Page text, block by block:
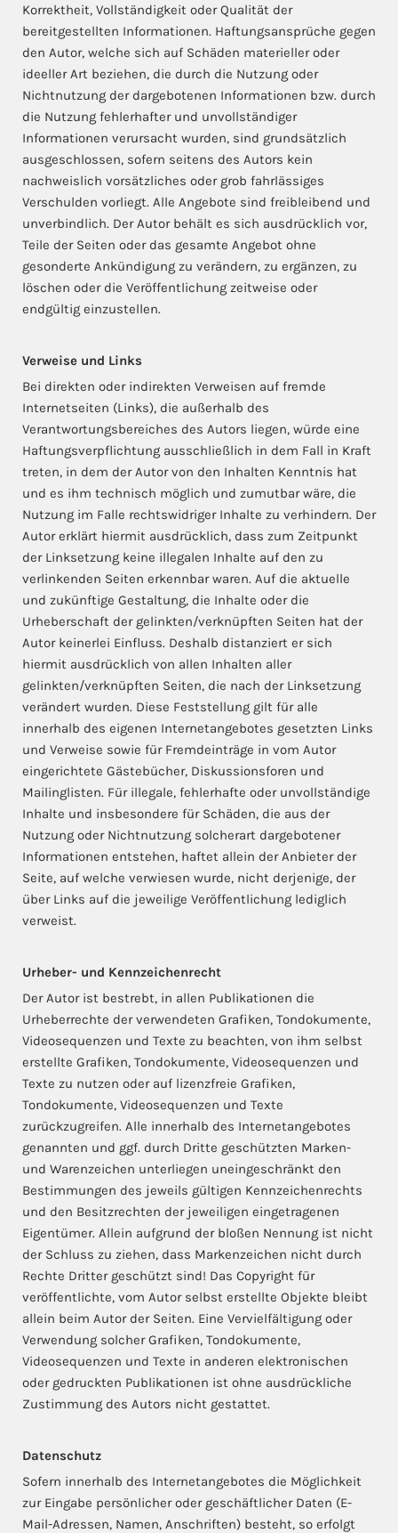
Korrektheit, Vollständigkeit oder Qualität der
bereitgestellten Informationen. Haftungsansprüche gegen
den Autor, welche sich auf Schäden materieller oder
ideeller Art beziehen, die durch die Nutzung oder
Nichtnutzung der dargebotenen Informationen bzw. durch
die Nutzung fehlerhafter und unvollständiger
Informationen verursacht wurden, sind grundsätzlich
ausgeschlossen, sofern seitens des Autors kein
nachweislich vorsätzliches oder grob fahrlässiges
Verschulden vorliegt. Alle Angebote sind freibleibend und
unverbindlich. Der Autor behält es sich ausdrücklich vor,
Teile der Seiten oder das gesamte Angebot ohne
gesonderte Ankündigung zu verändern, zu ergänzen, zu
löschen oder die Veröffentlichung zeitweise oder
endgültig einzustellen.
Verweise und Links
Bei direkten oder indirekten Verweisen auf fremde
Internetseiten (Links), die außerhalb des
Verantwortungsbereiches des Autors liegen, würde eine
Haftungsverpflichtung ausschließlich in dem Fall in Kraft
treten, in dem der Autor von den Inhalten Kenntnis hat
und es ihm technisch möglich und zumutbar wäre, die
Nutzung im Falle rechtswidriger Inhalte zu verhindern. Der
Autor erklärt hiermit ausdrücklich, dass zum Zeitpunkt
der Linksetzung keine illegalen Inhalte auf den zu
verlinkenden Seiten erkennbar waren. Auf die aktuelle
und zukünftige Gestaltung, die Inhalte oder die
Urheberschaft der gelinkten/verknüpften Seiten hat der
Autor keinerlei Einfluss. Deshalb distanziert er sich
hiermit ausdrücklich von allen Inhalten aller
gelinkten/verknüpften Seiten, die nach der Linksetzung
verändert wurden. Diese Feststellung gilt für alle
innerhalb des eigenen Internetangebotes gesetzten Links
und Verweise sowie für Fremdeinträge in vom Autor
eingerichtete Gästebücher, Diskussionsforen und
Mailinglisten. Für illegale, fehlerhafte oder unvollständige
Inhalte und insbesondere für Schäden, die aus der
Nutzung oder Nichtnutzung solcherart dargebotener
Informationen entstehen, haftet allein der Anbieter der
Seite, auf welche verwiesen wurde, nicht derjenige, der
über Links auf die jeweilige Veröffentlichung lediglich
verweist.
Urheber- und Kennzeichenrecht
Der Autor ist bestrebt, in allen Publikationen die
Urheberrechte der verwendeten Grafiken, Tondokumente,
Videosequenzen und Texte zu beachten, von ihm selbst
erstellte Grafiken, Tondokumente, Videosequenzen und
Texte zu nutzen oder auf lizenzfreie Grafiken,
Tondokumente, Videosequenzen und Texte
zurückzugreifen. Alle innerhalb des Internetangebotes
genannten und ggf. durch Dritte geschützten Marken-
und Warenzeichen unterliegen uneingeschränkt den
Bestimmungen des jeweils gültigen Kennzeichenrechts
und den Besitzrechten der jeweiligen eingetragenen
Eigentümer. Allein aufgrund der bloßen Nennung ist nicht
der Schluss zu ziehen, dass Markenzeichen nicht durch
Rechte Dritter geschützt sind! Das Copyright für
veröffentlichte, vom Autor selbst erstellte Objekte bleibt
allein beim Autor der Seiten. Eine Vervielfältigung oder
Verwendung solcher Grafiken, Tondokumente,
Videosequenzen und Texte in anderen elektronischen
oder gedruckten Publikationen ist ohne ausdrückliche
Zustimmung des Autors nicht gestattet.
Datenschutz
Sofern innerhalb des Internetangebotes die Möglichkeit
zur Eingabe persönlicher oder geschäftlicher Daten (E-
Mail-Adressen, Namen, Anschriften) besteht, so erfolgt